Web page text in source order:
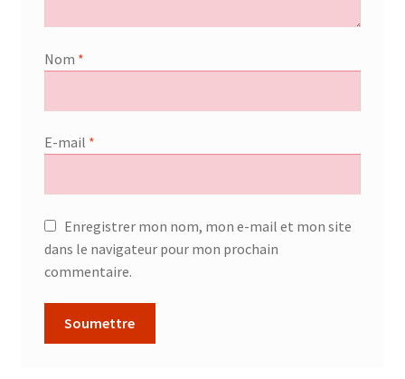
Nom *
E-mail *
Enregistrer mon nom, mon e-mail et mon site
dans le navigateur pour mon prochain
commentaire.